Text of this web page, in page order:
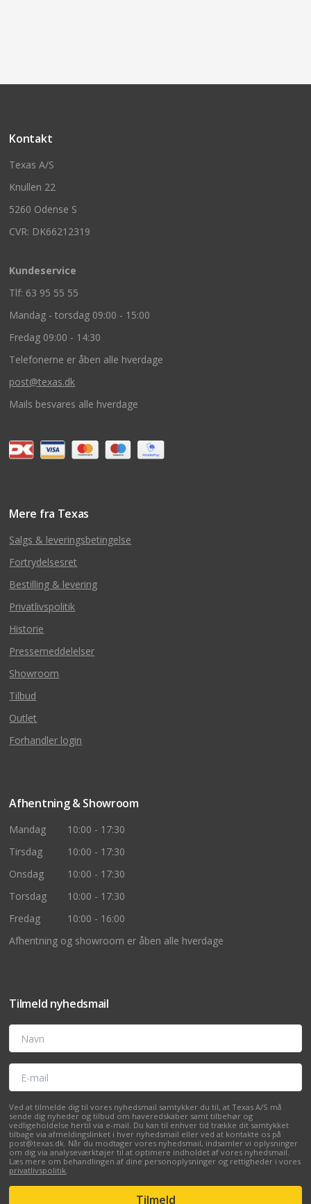
Kontakt
Texas A/S
Knullen 22
5260 Odense S
CVR: DK66212319
Kundeservice
Tlf: 63 95 55 55
Mandag - torsdag 09:00 - 15:00
Fredag 09:00 - 14:30
Telefonerne er åben alle hverdage
post@texas.dk
Mails besvares alle hverdage
Mere fra Texas
Salgs & leveringsbetingelse
Fortrydelsesret
Bestilling & levering
Privatlivspolitik
Historie
Pressemeddelelser
Showroom
Tilbud
Outlet
Forhandler login
Afhentning & Showroom
Mandag
10:00 - 17:30
Tirsdag
10:00 - 17:30
Onsdag
10:00 - 17:30
Torsdag
10:00 - 17:30
Fredag
10:00 - 16:00
Afhentning og showroom er åben alle hverdage
Tilmeld nyhedsmail
Navn
E-mail
Ved at tilmelde dig til vores nyhedsmail samtykker du til, at Texas A/S må
sende dig nyheder og tilbud om haveredskaber samt tilbehør og
vedligeholdelse hertil via e-mail. Du kan til enhver tid trække dit samtykket
tilbage via afmeldingslinket i hver nyhedsmail eller ved at kontakte os på
post@texas.dk. Når du modtager vores nyhedsmail, indsamler vi oplysninger
om dig via analyseværktøjer til at optimere indholdet af vores nyhedsmail.
Læs mere om behandlingen af dine personoplysninger og rettigheder i vores
privatlivspolitik.